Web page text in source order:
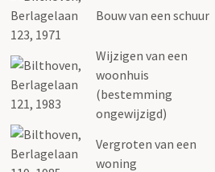
Bouw van een schuur
Wijzigen van een
woonhuis
(bestemming
ongewijzigd)
Vergroten van een
woning